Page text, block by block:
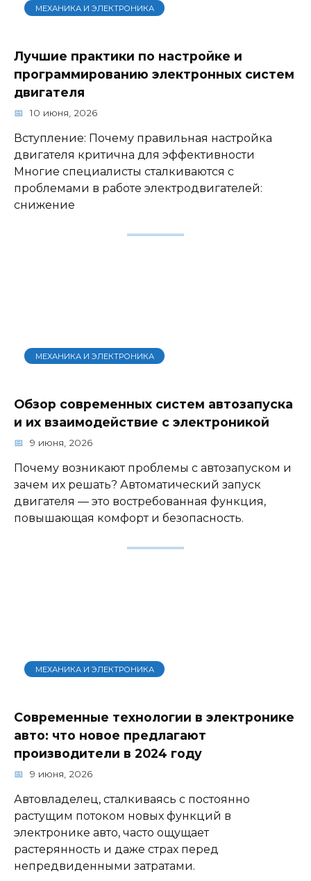
МЕХАНИКА И ЭЛЕКТРОНИКА
Лучшие практики по настройке и
программированию электронных систем
двигателя
10 июня, 2026
Вступление: Почему правильная настройка
двигателя критична для эффективности
Многие специалисты сталкиваются с
проблемами в работе электродвигателей:
снижение
МЕХАНИКА И ЭЛЕКТРОНИКА
Обзор современных систем автозапуска
и их взаимодействие с электроникой
9 июня, 2026
Почему возникают проблемы с автозапуском и
зачем их решать? Автоматический запуск
двигателя — это востребованная функция,
повышающая комфорт и безопасность.
МЕХАНИКА И ЭЛЕКТРОНИКА
Современные технологии в электронике
авто: что новое предлагают
производители в 2024 году
9 июня, 2026
Автовладелец, сталкиваясь с постоянно
растущим потоком новых функций в
электронике авто, часто ощущает
растерянность и даже страх перед
непредвиденными затратами.